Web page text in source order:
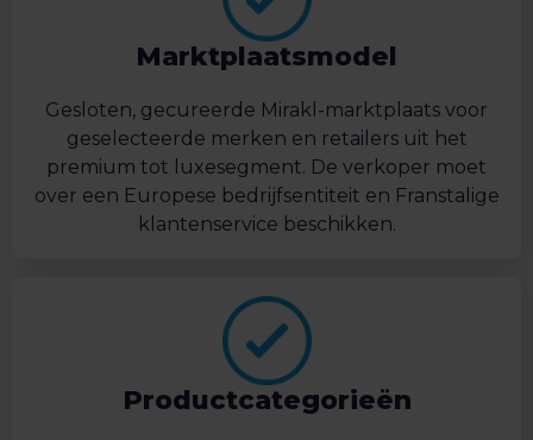
Marktplaatsmodel
Gesloten, gecureerde Mirakl-marktplaats voor
geselecteerde merken en retailers uit het
premium tot luxesegment. De verkoper moet
over een Europese bedrijfsentiteit en Franstalige
klantenservice beschikken.
Productcategorieën